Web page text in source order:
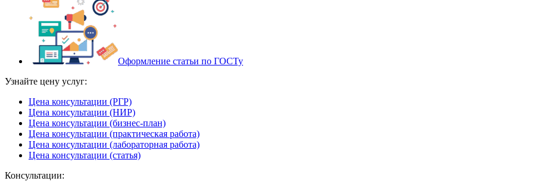
Оформление статьи по ГОСТу
Узнайте цену услуг:
Цена консультации (РГР)
Цена консультации (НИР)
Цена консультации (бизнес-план)
Цена консультации (практическая работа)
Цена консультации (лабораторная работа)
Цена консультации (статья)
Консультации: